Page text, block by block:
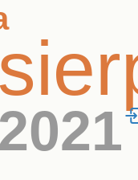
2021